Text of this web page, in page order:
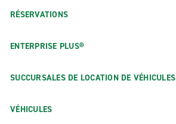
RÉSERVATIONS
ENTERPRISE PLUS®
SUCCURSALES DE LOCATION DE VÉHICULES
VÉHICULES